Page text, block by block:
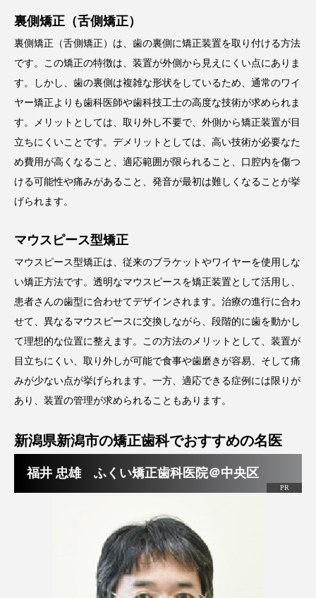
裏側矯正（舌側矯正）
裏側矯正（舌側矯正）は、歯の裏側に矯正装置を取り付ける方法
です。この矯正の特徴は、装置が外側から見えにくい点にありま
す。しかし、歯の裏側は複雑な形状をしているため、通常のワイ
ヤー矯正よりも歯科医師や歯科技工士の高度な技術が求められま
す。メリットとしては、取り外し不要で、外側から矯正装置が目
立ちにくいことです。デメリットとしては、高い技術が必要なた
め費用が高くなること、適応範囲が限られること、口腔内を傷つ
ける可能性や痛みがあること、発音が最初は難しくなることが挙
げられます。
マウスピース型矯正
マウスピース型矯正は、従来のブラケットやワイヤーを使用しな
い矯正方法です。透明なマウスピースを矯正装置として活用し、
患者さんの歯型に合わせてデザインされます。治療の進行に合わ
せて、異なるマウスピースに交換しながら、段階的に歯を動かし
て理想的な位置に整えます。この方法のメリットとして、装置が
目立ちにくい、取り外しが可能で食事や歯磨きが容易、そして痛
みが少ない点が挙げられます。一方、適応できる症例には限りが
あり、装置の管理が求められることもあります。
新潟県新潟市の矯正歯科でおすすめの名医
福井 忠雄 ふくい矯正歯科医院＠中央区